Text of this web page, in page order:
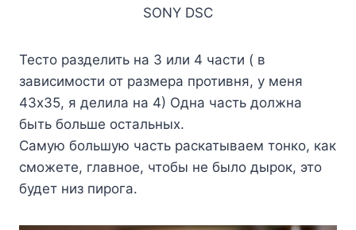
SONY DSC
Тесто разделить на 3 или 4 части ( в
зависимости от размера противня, у меня
43х35, я делила на 4) Одна часть должна
быть больше остальных.
Самую большую часть раскатываем тонко, как
сможете, главное, чтобы не было дырок, это
будет низ пирога.